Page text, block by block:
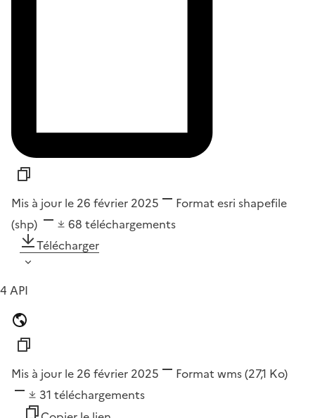
Mis à jour le 26 février 2025 Format esri shapefile
(shp)
68 téléchargements
Télécharger
4 API
Mis à jour le 26 février 2025 Format wms(27,1 Ko)
31 téléchargements